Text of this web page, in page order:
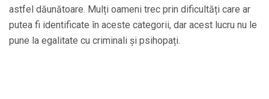
astfel dăunătoare. Mulți oameni trec prin dificultăți care ar
putea fi identificate în aceste categorii, dar acest lucru nu le
pune la egalitate cu criminali și psihopați.